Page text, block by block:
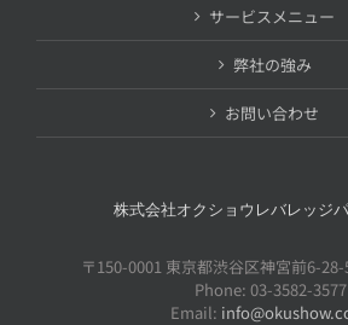
サービスメニュー
弊社の強み
お問い合わせ
株式会社オクショウレバレッジ
〒150-0001 東京都渋谷区神宮前6-
Phone: 03-3582-3577
Email: